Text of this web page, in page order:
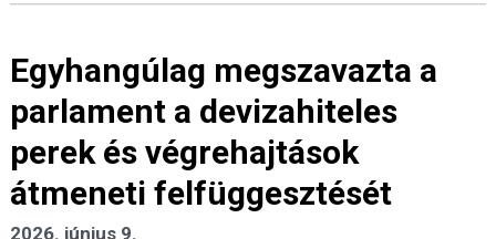
Egyhangúlag megszavazta a
parlament a devizahiteles
perek és végrehajtások
átmeneti felfüggesztését
2026. június 9.